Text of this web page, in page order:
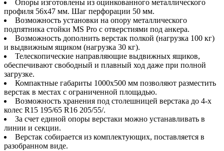
Опоры изготовлены из оцинкованного металлического
профиля 56х47 мм. Шаг перфорации 50 мм.
Возможность установки на опору металлического
подпятника стойки MS Pro c отверстиями под анкера.
Возможность дополнить верстак полкой (нагрузка 100 кг)
и выдвижным ящиком (нагрузка 30 кг).
Телескопические направляющие выдвижных ящиков,
обеспечивают свободный и плавный ход даже при полной
загрузке.
Компактные габариты 1000х500 мм позволяют разместить
верстак в местах с ограниченной площадью.
Возможность хранения под столешницей верстака до 4-х
колес R15 195/65 R16 205/55/.
За счет единой опоры верстаки можно устанавливать в
линии и секции.
Верстак собирается из комплектующих, поставляется в
разобранном виде.